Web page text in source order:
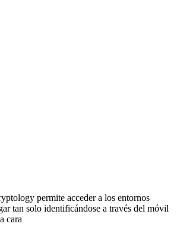
permite acceder a los entornos
tan solo identificándose a través del móvil
cara